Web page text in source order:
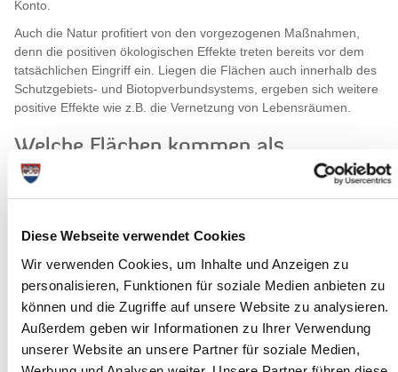
Diese Webseite verwendet Cookies
Wir verwenden Cookies, um Inhalte und Anzeigen zu
personalisieren, Funktionen für soziale Medien anbieten zu
können und die Zugriffe auf unsere Website zu analysieren.
Außerdem geben wir Informationen zu Ihrer Verwendung
unserer Website an unsere Partner für soziale Medien,
Konto.
Auch die Natur profitiert von den vorgezogenen Maßnahmen,
denn die positiven ökologischen Effekte treten bereits vor dem
tatsächlichen Eingriff ein. Liegen die Flächen auch innerhalb des
Schutzgebiets- und Biotopverbundsystems, ergeben sich weitere
positive Effekte wie z.B. die Vernetzung von Lebensräumen.
Welche Flächen kommen als
Ökokontoflächen in Betracht?
Generell kommen Flächen in Betracht, die naturschutzfachlich
dem gesetzlichen Biotopschutz unterliegen, können daher nicht in
ein Ökokonto eingestellt werden. Ebenfalls dürfen keine anderen
Förderungen oder Festlegungen auf den Flächen vorliegen.
Vorrangig geeignet sind im Regelfall Flächen, für die der
Landschaftsplan der Gemeinde entsprechende
Entwicklungsaussagen trifft, die in übergeordneten Planungen
dafür vorgeschlagen sind oder die in der Schutzgebiets- und